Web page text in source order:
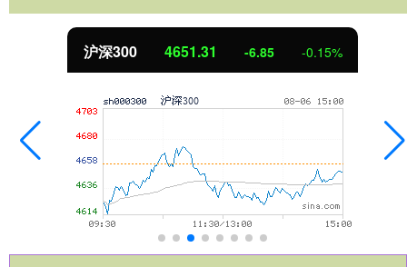
沪深300 4651.31 -6.85 -0.15%